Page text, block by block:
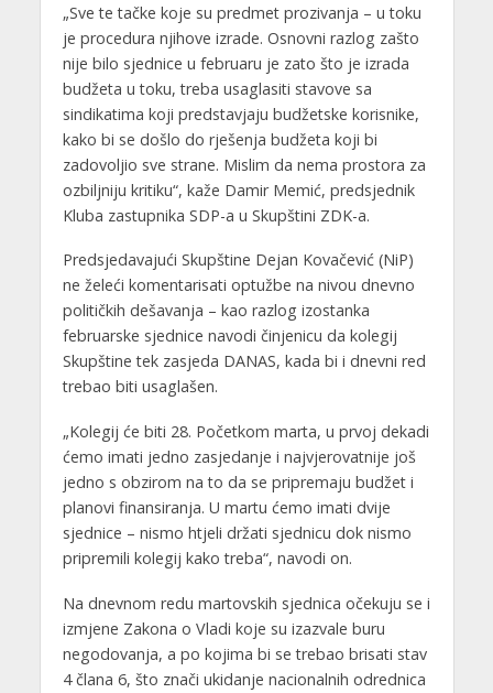
„Sve te tačke koje su predmet prozivanja – u toku
je procedura njihove izrade. Osnovni razlog zašto
nije bilo sjednice u februaru je zato što je izrada
budžeta u toku, treba usaglasiti stavove sa
sindikatima koji predstavjaju budžetske korisnike,
kako bi se došlo do rješenja budžeta koji bi
zadovoljio sve strane. Mislim da nema prostora za
ozbiljniju kritiku“, kaže Damir Memić, predsjednik
Kluba zastupnika SDP-a u Skupštini ZDK-a.
Predsjedavajući Skupštine Dejan Kovačević (NiP)
ne želeći komentarisati optužbe na nivou dnevno
političkih dešavanja – kao razlog izostanka
februarske sjednice navodi činjenicu da kolegij
Skupštine tek zasjeda DANAS, kada bi i dnevni red
trebao biti usaglašen.
„Kolegij će biti 28. Početkom marta, u prvoj dekadi
ćemo imati jedno zasjedanje i najvjerovatnije još
jedno s obzirom na to da se pripremaju budžet i
planovi finansiranja. U martu ćemo imati dvije
sjednice – nismo htjeli držati sjednicu dok nismo
pripremili kolegij kako treba“, navodi on.
Na dnevnom redu martovskih sjednica očekuju se i
izmjene Zakona o Vladi koje su izazvale buru
negodovanja, a po kojima bi se trebao brisati stav
4 člana 6, što znači ukidanje nacionalnih odrednica